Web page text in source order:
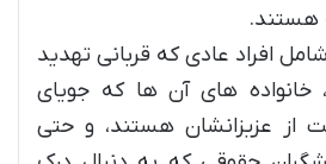
هستند.
افراد عادی که قربانی تهدید
خانواده های آن ها که جویای
از عزیزانشان هستند، و حتی